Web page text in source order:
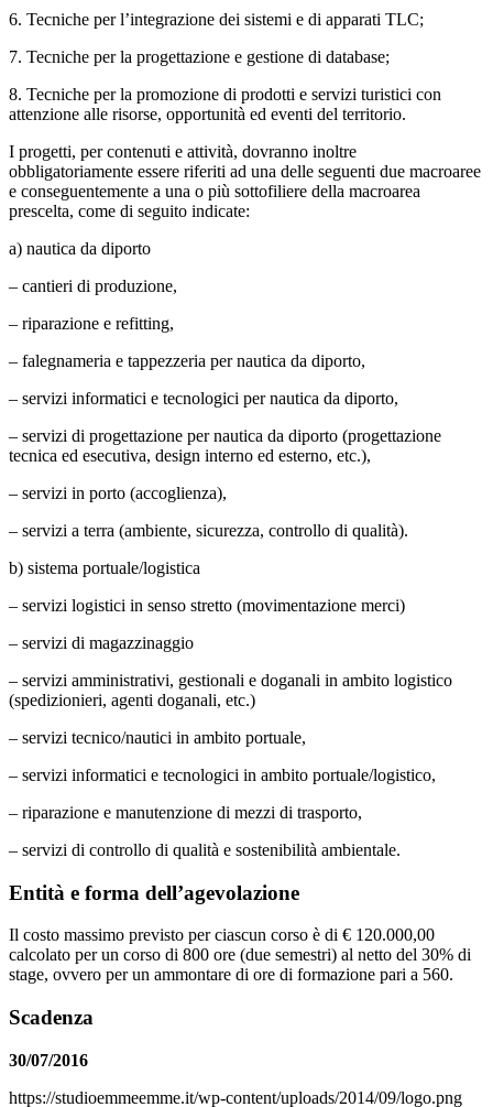
6. Tecniche per l’integrazione dei sistemi e di apparati TLC;
7. Tecniche per la progettazione e gestione di database;
8. Tecniche per la promozione di prodotti e servizi turistici con
attenzione alle risorse, opportunità ed eventi del territorio.
I progetti, per contenuti e attività, dovranno inoltre
obbligatoriamente essere riferiti ad una delle seguenti due macroaree
e conseguentemente a una o più sottofiliere della macroarea
prescelta, come di seguito indicate:
a) nautica da diporto
– cantieri di produzione,
– riparazione e refitting,
– falegnameria e tappezzeria per nautica da diporto,
– servizi informatici e tecnologici per nautica da diporto,
– servizi di progettazione per nautica da diporto (progettazione
tecnica ed esecutiva, design interno ed esterno, etc.),
– servizi in porto (accoglienza),
– servizi a terra (ambiente, sicurezza, controllo di qualità).
b) sistema portuale/logistica
– servizi logistici in senso stretto (movimentazione merci)
– servizi di magazzinaggio
– servizi amministrativi, gestionali e doganali in ambito logistico
(spedizionieri, agenti doganali, etc.)
– servizi tecnico/nautici in ambito portuale,
– servizi informatici e tecnologici in ambito portuale/logistico,
– riparazione e manutenzione di mezzi di trasporto,
– servizi di controllo di qualità e sostenibilità ambientale.
Entità e forma dell’agevolazione
Il costo massimo previsto per ciascun corso è di € 120.000,00
calcolato per un corso di 800 ore (due semestri) al netto del 30% di
stage, ovvero per un ammontare di ore di formazione pari a 560.
Scadenza
30/07/2016
https://studioemmeemme.it/wp-content/uploads/2014/09/logo.png